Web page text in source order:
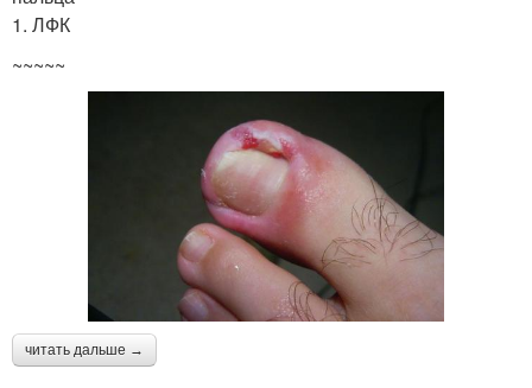
1. ЛФК
~~~~~
читать дальше →